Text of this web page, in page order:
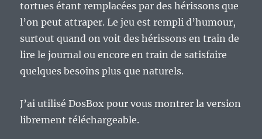
tortues étant remplacées par des hérissons que
l’on peut attraper. Le jeu est rempli d’humour,
surtout quand on voit des hérissons en train de
lire le journal ou encore en train de satisfaire
quelques besoins plus que naturels.
J’ai utilisé DosBox pour vous montrer la version
librement téléchargeable.